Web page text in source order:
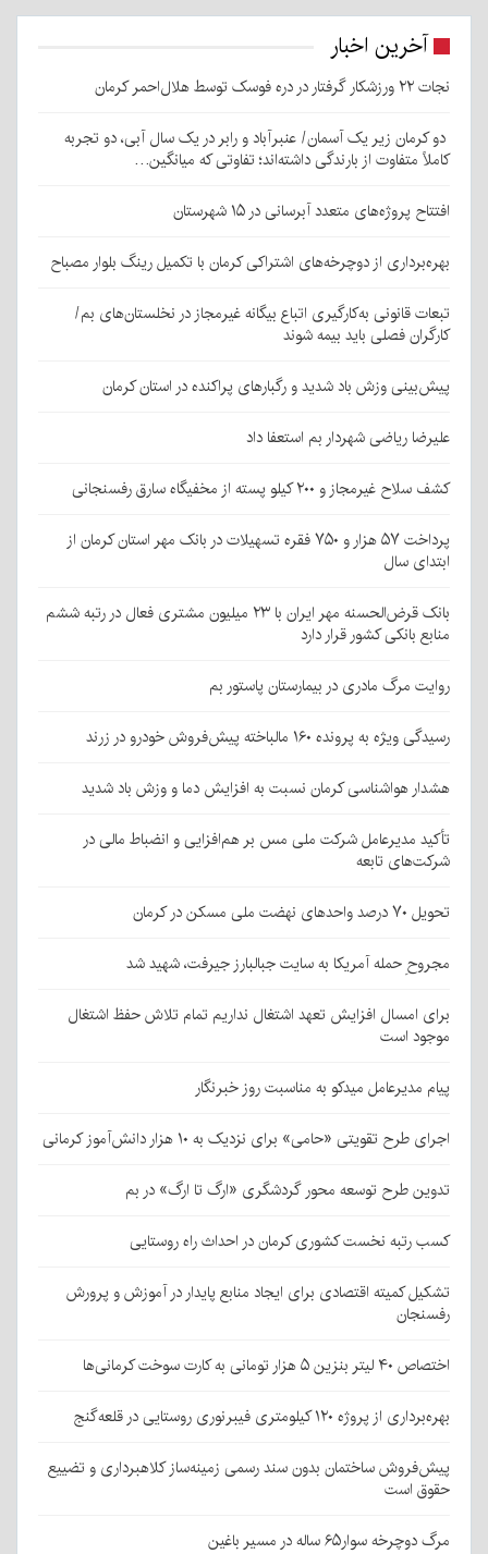
آخرین اخبار
نجات ۲۲ ورزشکار گرفتار در دره فوسک توسط هلال‌احمر کرمان
دو کرمان زیر یک آسمان/ عنبرآباد و رابر در یک سال آبی، دو تجربه
کاملاً متفاوت از بارندگی داشته‌اند؛ تفاوتی که میانگین…
افتتاح پروژه‌های متعدد آبرسانی در ۱۵ شهرستان
بهره‌برداری از دوچرخه‌های اشتراکی کرمان با تکمیل رینگ بلوار مصباح
تبعات قانونی به‌کارگیری اتباع بیگانه غیرمجاز در نخلستان‌های بم/
کارگران فصلی باید بیمه شوند
پیش‌بینی وزش باد شدید و رگبارهای پراکنده در استان کرمان
علیرضا ریاضی شهردار بم استعفا داد
کشف سلاح غیرمجاز و ۲۰۰ کیلو پسته از مخفیگاه سارق رفسنجانی
پرداخت ۵۷ هزار و ۷۵۰ فقره تسهیلات در بانک مهر استان کرمان از
ابتدای سال
بانک قرض‌الحسنه مهر ایران با ۲۳ میلیون مشتری فعال در رتبه ششم
منابع بانکی کشور قرار دارد
روایت مرگ مادری در بیمارستان پاستور بم
رسیدگی ویژه به پرونده ۱۶۰ مالباخته پیش‌فروش خودرو در زرند
هشدار هواشناسی کرمان نسبت به افزایش دما و وزش باد شدید
تأکید مدیرعامل شرکت ملی مس بر هم‌افزایی و انضباط مالی در
شرکت‌های تابعه
تحویل ۷۰ درصد واحدهای نهضت ملی مسکن در کرمان
مجروحِ حمله آمریکا به سایت جبالبارز جیرفت، شهید شد
برای امسال افزایش تعهد اشتغال نداریم تمام تلاش حفظ اشتغال
موجود است
پیام مدیرعامل میدکو به مناسبت روز خبرنگار
اجرای طرح تقویتی «حامی» برای نزدیک به ۱۰ هزار دانش‌آموز کرمانی
تدوین طرح توسعه محور گردشگری «ارگ تا ارگ» در بم
کسب رتبه نخست کشوری کرمان در احداث راه روستایی
تشکیل کمیته اقتصادی برای ایجاد منابع پایدار در آموزش و پرورش
رفسنجان
اختصاص ۴۰ لیتر بنزین ۵ هزار تومانی به کارت سوخت کرمانی‌ها
بهره‌برداری از پروژه ۱۲۰ کیلومتری فیبرنوری روستایی در قلعه‌گنج
پیش‌فروش ساختمان بدون سند رسمی زمینه‌ساز کلاهبرداری و تضییع
حقوق است
مرگ دوچرخه سوار۶۵ ساله در مسیر باغین